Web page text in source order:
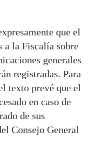
que el
la Fiscalía sobre
generales
registradas. Para
texto prevé que el
en caso de
de sus
Consejo General